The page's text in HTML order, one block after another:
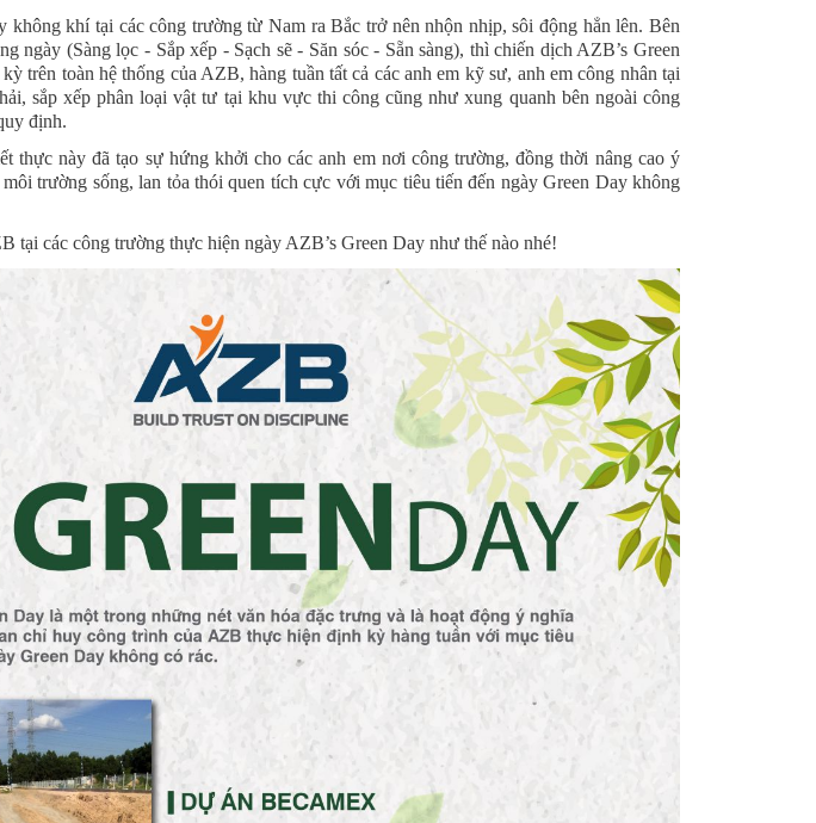
không khí tại các công trường từ Nam ra Bắc trở nên nhộn nhịp, sôi động hẳn lên. Bên
ngày (Sàng lọc - Sắp xếp - Sạch sẽ - Săn sóc - Sẵn sàng), thì chiến dịch AZB’s Green
trên toàn hệ thống của AZB, hàng tuần tất cả các anh em kỹ sư, anh em công nhân tại
sắp xếp phân loại vật tư tại khu vực thi công cũng như xung quanh bên ngoài công
định.
thực này đã tạo sự hứng khởi cho các anh em nơi công trường, đồng thời nâng cao ý
trường sống, lan tỏa thói quen tích cực với mục tiêu tiến đến ngày Green Day không
tại các công trường thực hiện ngày AZB’s Green Day như thế nào nhé!